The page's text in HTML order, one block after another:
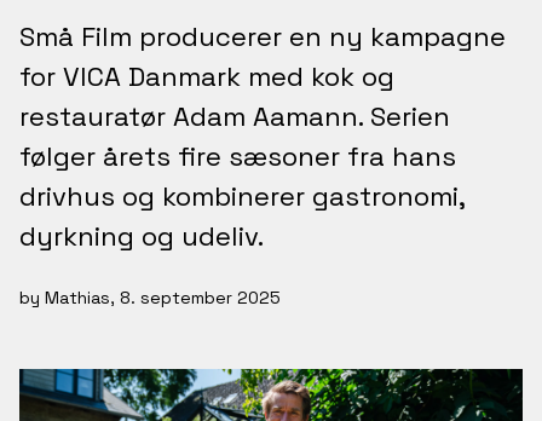
Små Film producerer en ny kampagne
for VICA Danmark med kok og
restauratør Adam Aamann. Serien
følger årets fire sæsoner fra hans
drivhus og kombinerer gastronomi,
dyrkning og udeliv.
by Mathias, 8. september 2025